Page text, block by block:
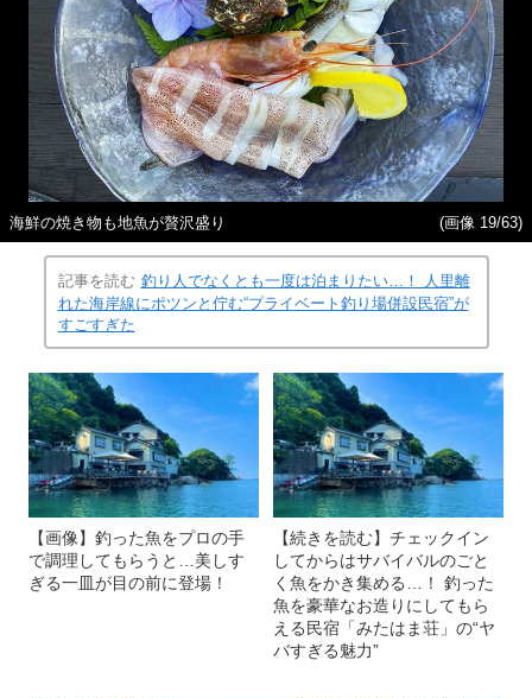
海鮮の焼き物も地魚が贅沢盛り (画像 19/63)
記事を読む 釣り人でなくとも一度は泊まりたい…！ 人里離
れた海岸線にポツンと佇む“プライベート釣り場併設民宿”が
すごすぎた
【画像】釣った魚をプロの手
で調理してもらうと…美しす
ぎる一皿が目の前に登場！
【続きを読む】チェックイン
してからはサバイバルのごと
く魚をかき集める…！ 釣った
魚を豪華なお造りにしてもら
える民宿「みたはま荘」の“ヤ
バすぎる魅力”